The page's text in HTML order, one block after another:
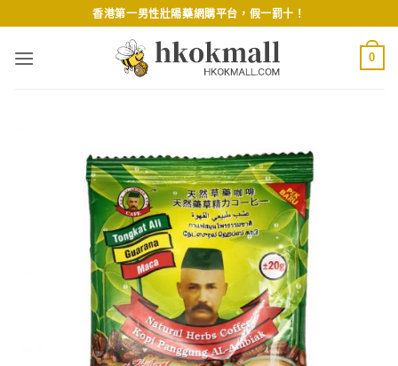
to
content
香港第一男性壯陽藥網購平台，假一罰十！
0